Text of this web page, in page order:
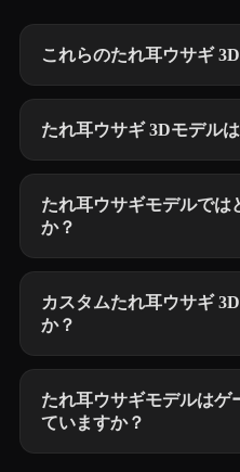
これらのたれ耳ウサギ
たれ耳ウサギ 3Dモデル
たれ耳ウサギモデルでは
か？
カスタムたれ耳ウサギ
か？
たれ耳ウサギモデルはゲ
ていますか？